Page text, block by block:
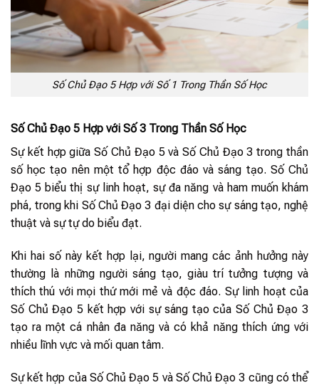
Số Chủ Đạo 5 Hợp với Số 1 Trong Thần Số Học
Số Chủ Đạo 5 Hợp với Số 3 Trong Thần Số Học
Sự kết hợp giữa Số Chủ Đạo 5 và Số Chủ Đạo 3 trong thần
số học tạo nên một tổ hợp độc đáo và sáng tạo. Số Chủ
Đạo 5 biểu thị sự linh hoạt, sự đa năng và ham muốn khám
phá, trong khi Số Chủ Đạo 3 đại diện cho sự sáng tạo, nghệ
thuật và sự tự do biểu đạt.
Khi hai số này kết hợp lại, người mang các ảnh hưởng này
thường là những người sáng tạo, giàu trí tưởng tượng và
thích thú với mọi thứ mới mẻ và độc đáo. Sự linh hoạt của
Số Chủ Đạo 5 kết hợp với sự sáng tạo của Số Chủ Đạo 3
tạo ra một cá nhân đa năng và có khả năng thích ứng với
nhiều lĩnh vực và mối quan tâm.
Sự kết hợp của Số Chủ Đạo 5 và Số Chủ Đạo 3 cũng có thể